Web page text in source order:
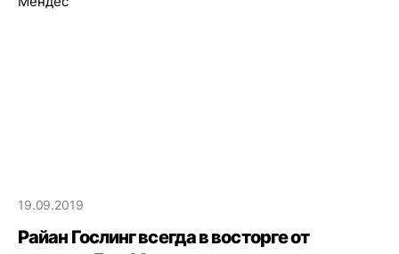
19.09.2019
Райан Гослинг всегда в восторге от